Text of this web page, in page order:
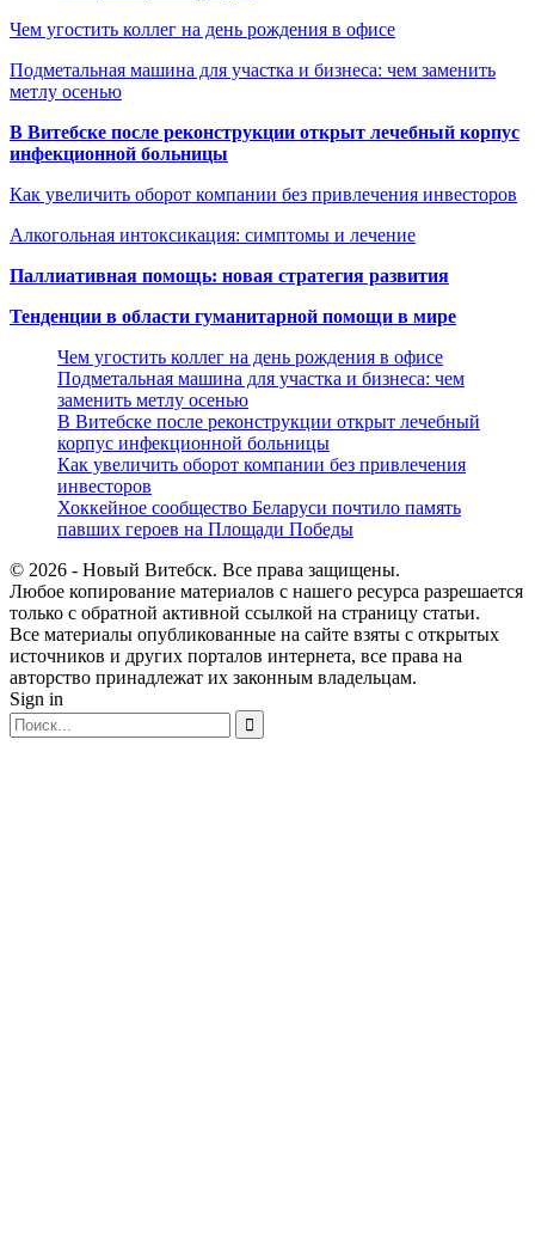
Чем угостить коллег на день рождения в офисе
Подметальная машина для участка и бизнеса: чем заменить
метлу осенью
В Витебске после реконструкции открыт лечебный корпус
инфекционной больницы
Как увеличить оборот компании без привлечения инвесторов
Алкогольная интоксикация: симптомы и лечение
Паллиативная помощь: новая стратегия развития
Тенденции в области гуманитарной помощи в мире
Чем угостить коллег на день рождения в офисе
Подметальная машина для участка и бизнеса: чем
заменить метлу осенью
В Витебске после реконструкции открыт лечебный
корпус инфекционной больницы
Как увеличить оборот компании без привлечения
инвесторов
Хоккейное сообщество Беларуси почтило память
павших героев на Площади Победы
© 2026 - Новый Витебск. Все права защищены.
Любое копирование материалов с нашего ресурса разрешается
только с обратной активной ссылкой на страницу статьи.
Все материалы опубликованные на сайте взяты с открытых
источников и других порталов интернета, все права на
авторство принадлежат их законным владельцам.
Sign in